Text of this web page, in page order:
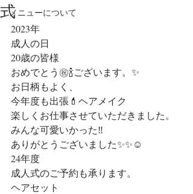
メニューについて
式
2023年
成人の日
20歳の皆様
おめでとう㊗️🍾ございます。✨
お日柄もよく、
今年度も出張💄ヘアメイク
楽しくお仕事させていただきました。
みんな可愛いかった‼️
ありがとうございました✨✨☺︎
24年度
成人式のご予約も承ります。
ヘアセット